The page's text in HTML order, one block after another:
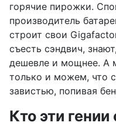
горячие пирожки.
производитель
строит свои
съесть сэндвич,
дешевле и мощнее. А
только и можем, что
завистью, попивая
Кто эти